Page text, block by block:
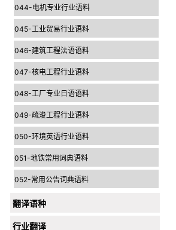
044-电机专业行业语料
045-工业贸易行业语料
046-建筑工程法语语料
047-核电工程行业语料
048-工厂专业日语语料
049-疏浚工程行业语料
050-环境英语行业语料
051-地铁常用词典语料
052-常用公告词典语料
翻译语种
行业翻译